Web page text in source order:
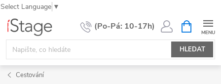
Select Language ▼
Přejít
obsah
HLEDAT
NÁKUPNÍ
KOŠÍK
Cestování